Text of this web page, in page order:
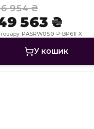
WI-FI
954 ₴
563 ₴
PASRW050-P-BP6II-X
У кошик